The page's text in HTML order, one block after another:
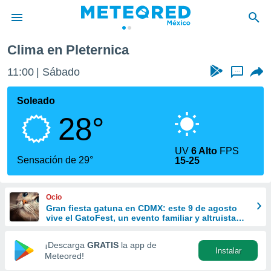
de
ha sido
calidad.
a este
las
y
forma
digital
basada
Clima en Pleternica
11:00 Sábado ...
Soleado
28°
Sensación de 29°
UV6 Alto FPS
15-25
Ocio
Gran fiesta gatuna en CDMX: este 9 de agosto
vive el GatoFest, un evento familiar y altruista
¡Descarga GRATIS la app de
Meteored!
Instalar